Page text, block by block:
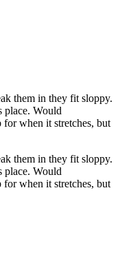
them in they fit sloppy.
place. Would
when it stretches, but
them in they fit sloppy.
place. Would
when it stretches, but